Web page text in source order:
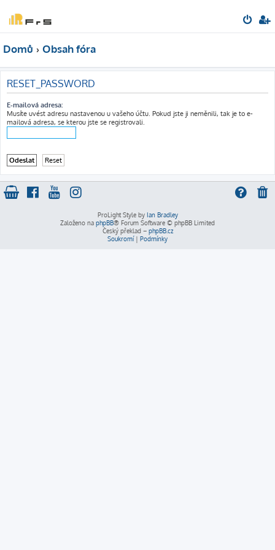
Domů Obsah fóra
RESET_PASSWORD
E-mailová adresa:
Musíte uvést adresu nastavenou u vašeho účtu. Pokud jste ji neměnili, tak je to e-
mailová adresa, se kterou jste se registrovali.
ProLight Style by Ian Bradley
Založeno na phpBB® Forum Software © phpBB Limited
Český překlad – phpBB.cz
Soukromí| Podmínky